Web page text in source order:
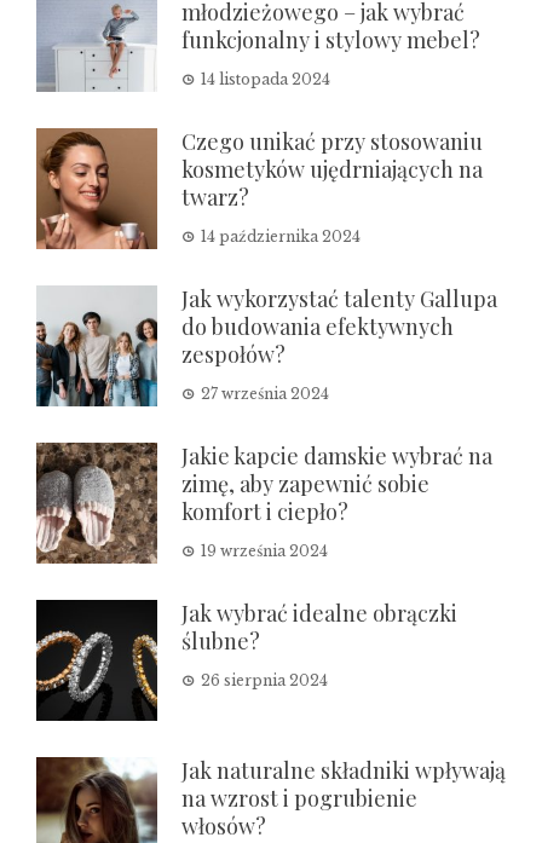
młodzieżowego – jak wybrać
funkcjonalny i stylowy mebel?
14 listopada 2024
Czego unikać przy stosowaniu
kosmetyków ujędrniających na
twarz?
14 października 2024
Jak wykorzystać talenty Gallupa
do budowania efektywnych
zespołów?
27 września 2024
Jakie kapcie damskie wybrać na
zimę, aby zapewnić sobie
komfort i ciepło?
19 września 2024
Jak wybrać idealne obrączki
ślubne?
26 sierpnia 2024
Jak naturalne składniki wpływają
na wzrost i pogrubienie
włosów?